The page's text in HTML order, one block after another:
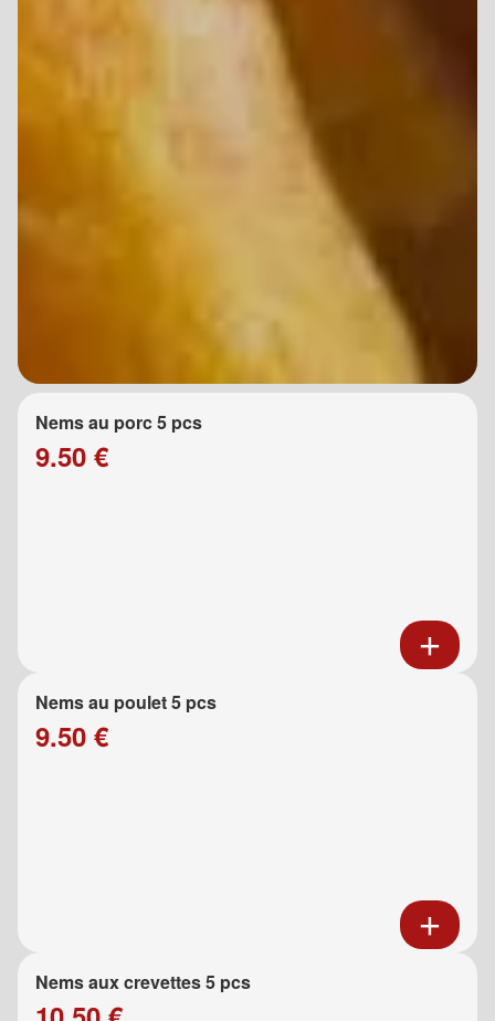
Nems au porc 5 pcs
9.50 €
Nems au poulet 5 pcs
9.50 €
Nems aux crevettes 5 pcs